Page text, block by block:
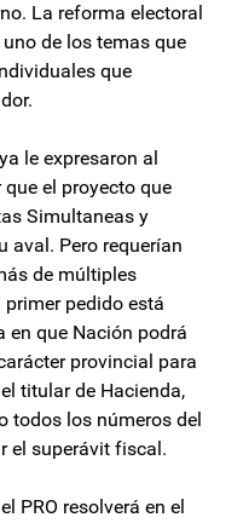
La reforma electoral
de los temas que
que
le expresaron al
el proyecto que
Simultaneas y
aval. Pero requerían
de múltiples
pedido está
en que Nación podrá
provincial para
titular de Hacienda,
todos los números del
el superávit fiscal.
PRO resolverá en el